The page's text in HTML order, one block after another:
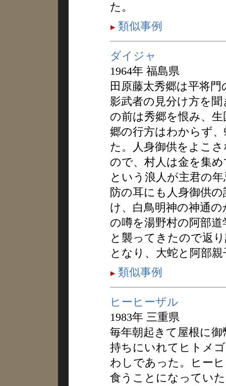
た。
類似事例
ダイジャ
1964年 福島県
田原藤太秀郷は平将
影武者の見分け方を
の前は秀郷を恨み、
郷の行方はわからず
た。人身御供をよこ
ので、村人は金を集
という浪人が主君の
防の耳にも人身御供
け、白鳥明神の神通
の噂を湯野村の阿部
と襲ってきたので返
となり、大蛇と阿部
類似事例
ヒーヒーザル
1983年 三重県
毎年朝起きて屋根に
持ちにいれてヒトメ
わしであった。ヒー
食うことになってい